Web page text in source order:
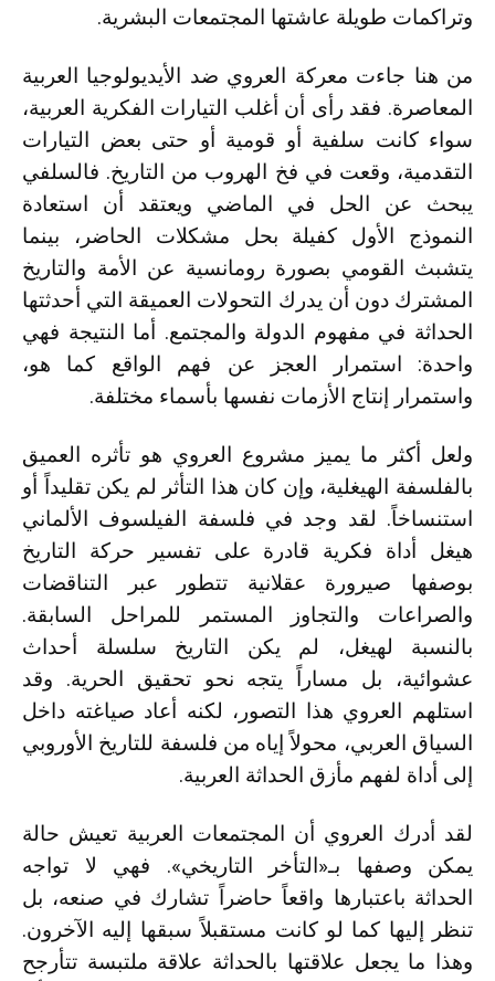
وتراكمات طويلة عاشتها المجتمعات البشرية.
من هنا جاءت معركة العروي ضد الأيديولوجيا العربية
المعاصرة. فقد رأى أن أغلب التيارات الفكرية العربية،
سواء كانت سلفية أو قومية أو حتى بعض التيارات
التقدمية، وقعت في فخ الهروب من التاريخ. فالسلفي
يبحث عن الحل في الماضي ويعتقد أن استعادة
النموذج الأول كفيلة بحل مشكلات الحاضر، بينما
يتشبث القومي بصورة رومانسية عن الأمة والتاريخ
المشترك دون أن يدرك التحولات العميقة التي أحدثتها
الحداثة في مفهوم الدولة والمجتمع. أما النتيجة فهي
واحدة: استمرار العجز عن فهم الواقع كما هو،
واستمرار إنتاج الأزمات نفسها بأسماء مختلفة.
ولعل أكثر ما يميز مشروع العروي هو تأثره العميق
بالفلسفة الهيغلية، وإن كان هذا التأثر لم يكن تقليداً أو
استنساخاً. لقد وجد في فلسفة الفيلسوف الألماني
هيغل أداة فكرية قادرة على تفسير حركة التاريخ
بوصفها صيرورة عقلانية تتطور عبر التناقضات
والصراعات والتجاوز المستمر للمراحل السابقة.
بالنسبة لهيغل، لم يكن التاريخ سلسلة أحداث
عشوائية، بل مساراً يتجه نحو تحقيق الحرية. وقد
استلهم العروي هذا التصور، لكنه أعاد صياغته داخل
السياق العربي، محولاً إياه من فلسفة للتاريخ الأوروبي
إلى أداة لفهم مأزق الحداثة العربية.
لقد أدرك العروي أن المجتمعات العربية تعيش حالة
يمكن وصفها بـ«التأخر التاريخي». فهي لا تواجه
الحداثة باعتبارها واقعاً حاضراً تشارك في صنعه، بل
تنظر إليها كما لو كانت مستقبلاً سبقها إليه الآخرون.
وهذا ما يجعل علاقتها بالحداثة علاقة ملتبسة تتأرجح